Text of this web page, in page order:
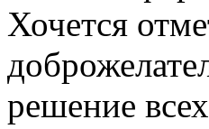
Хочется
решение